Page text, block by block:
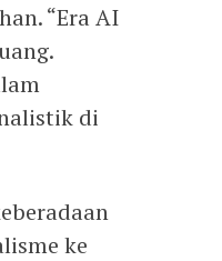
“Era AI
di
ke